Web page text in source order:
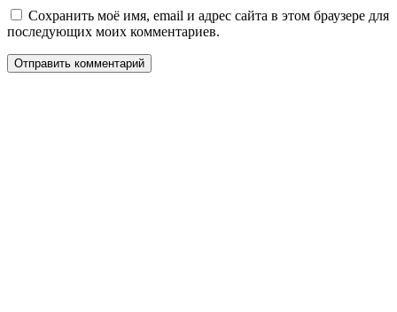
Сохранить моё имя, email и адрес сайта в этом браузере для
последующих моих комментариев.